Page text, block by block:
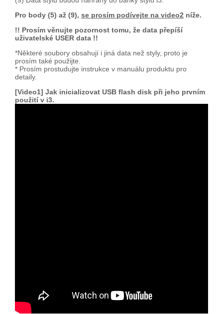
Pro body (5) až (9), se prosím podívejte na video2 níže.
!! Prosím věnujte pozornost tomu, že data přepíší
uživatelské USER data !!
*Některé soubory obsahují i jiná data než styly, proto je
prosím také použijte.
* Prosím prostudujte instrukce v manuálu produktu pro
detaily.
[Video1] Jak inicializovat USB flash disk při jeho prvním
použití v i3.